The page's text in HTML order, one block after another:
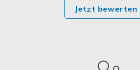
Jetzt bewerten